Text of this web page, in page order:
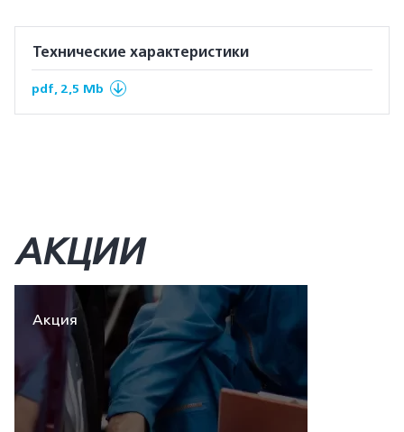
Технические характеристики
pdf, 2,5 Mb
АКЦИИ
Акция